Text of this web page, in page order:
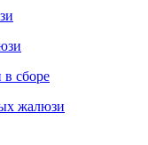
сборе
жалюзи